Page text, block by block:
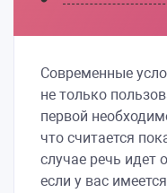
Современные
не только
первой
что считается
случае речь идет
если у вас